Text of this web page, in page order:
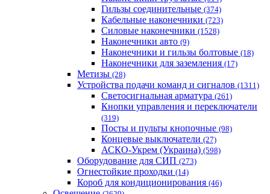
Гильзы соединительные (374)
Кабельные наконечники (723)
Силовые наконечники (1528)
Наконечники авто (9)
Наконечники и гильзы болтовые (18)
Наконечники для заземления (17)
Метизы (28)
Устройства подачи команд и сигналов (1311)
Светосигнальная арматура (261)
Кнопки управления и переключатели
(319)
Посты и пульты кнопочные (98)
Концевые выключатели (27)
АСКО-Укрем (Украина) (598)
Оборудование для СИП (273)
Огнестойкие проходки (14)
Короб для кондиционирования (46)